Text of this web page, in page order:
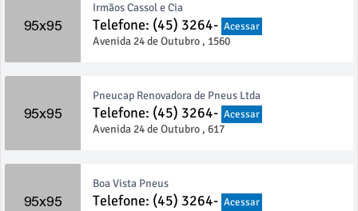
Irmãos Cassol e Cia
Telefone: (45) 3264- Acessar
Avenida 24 de Outubro , 1560
Pneucap Renovadora de Pneus Ltda
Telefone: (45) 3264- Acessar
Avenida 24 de Outubro , 617
Boa Vista Pneus
Telefone: (45) 3264- Acessar